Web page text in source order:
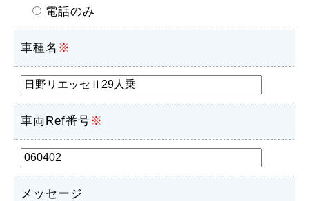
電話のみ
車種名 ※
車両Ref番号※
メッセージ